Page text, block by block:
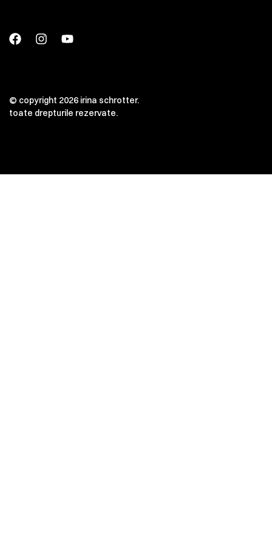
© copyright 2026 irina schrotter.
toate drepturile rezervate.